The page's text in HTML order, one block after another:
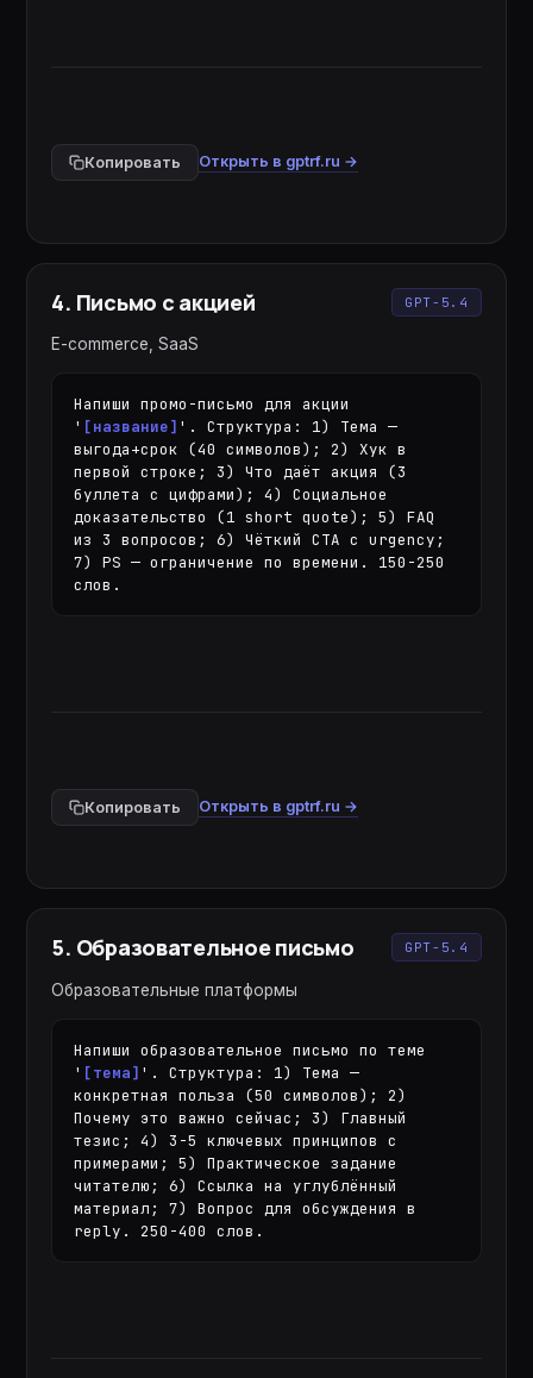
Копировать Открыть в gptrf.ru →
4. Письмо с акцией GPT-5.4
E-commerce, SaaS
Напиши промо-письмо для акции
' [название] '. Структура: 1) Тема —
выгода+срок (40 символов); 2) Хук в
первой строке; 3) Что даёт акция (3
буллета с цифрами); 4) Социальное
доказательство (1 short quote); 5) FAQ
из 3 вопросов; 6) Чёткий CTA с urgency;
7) PS — ограничение по времени. 150-250
слов.
Копировать Открыть в gptrf.ru →
5. Образовательное письмо GPT-5.4
Образовательные платформы
Напиши образовательное письмо по теме
' [тема] '. Структура: 1) Тема —
конкретная польза (50 символов); 2)
Почему это важно сейчас; 3) Главный
тезис; 4) 3-5 ключевых принципов с
примерами; 5) Практическое задание
читателю; 6) Ссылка на углублённый
материал; 7) Вопрос для обсуждения в
reply. 250-400 слов.